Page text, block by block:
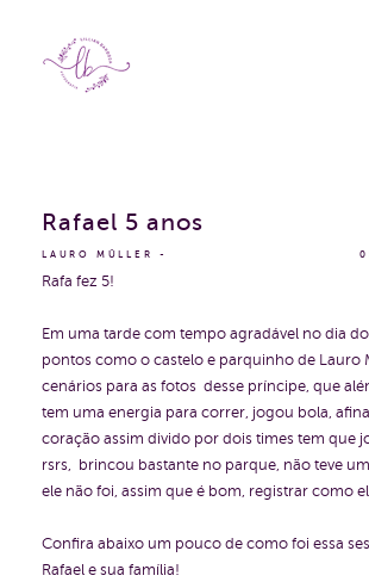
LAURO MÜLLER
Rafael 5 anos
Rafa fez 5!
Em uma tarde com tempo agradável no dia
pontos como o castelo e parquinho de Lauro
cenários para as fotos desse príncipe, que
tem uma energia para correr, jogou bola,
coração assim divido por dois times tem que
rsrs, brincou bastante no parque, não teve
ele não foi, assim que é bom, registrar como
Confira abaixo um pouco de como foi essa
Rafael e sua família!